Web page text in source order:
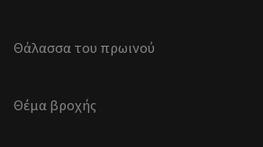
Θάλασσα του πρωινού
Θέμα βροχής